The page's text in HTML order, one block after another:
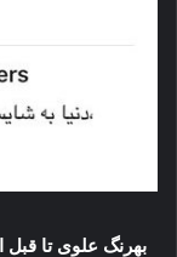
بهرنگ علوی تا قبل